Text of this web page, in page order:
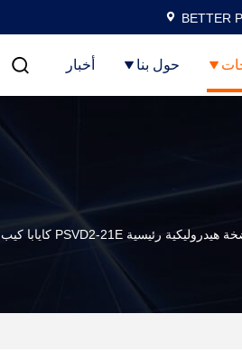
BETTER
حول بنا أخبار